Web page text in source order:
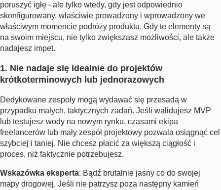
poruszyć igłę - ale tylko wtedy, gdy jest odpowiednio
skonfigurowany, właściwie prowadzony i wprowadzony we
właściwym momencie podróży produktu. Gdy te elementy są
na swoim miejscu, nie tylko zwiększasz możliwości, ale także
nadajesz impet.
1. Nie nadaje się idealnie do projektów
krótkoterminowych lub jednorazowych
Dedykowane zespoły mogą wydawać się przesadą w
przypadku małych, taktycznych zadań. Jeśli walidujesz MVP
lub testujesz wody na nowym rynku, czasami ekipa
freelancerów lub mały zespół projektowy pozwala osiągnąć cel
szybciej i taniej. Nie chcesz płacić za większą ciągłość i
proces, niż faktycznie potrzebujesz.
Wskazówka eksperta: Bądź brutalnie jasny co do swojej
mapy drogowej. Jeśli nie patrzysz poza następny kamień